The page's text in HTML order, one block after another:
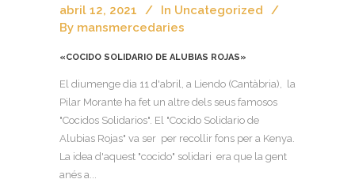
abril 12, 2021 In Uncategorized
By mansmercedaries
«COCIDO SOLIDARIO DE ALUBIAS ROJAS»
El diumenge dia 11 d'abril, a Liendo (Cantàbria), la
Pilar Morante ha fet un altre dels seus famosos
"Cocidos Solidarios". El "Cocido Solidario de
Alubias Rojas" va ser per recollir fons per a Kenya.
La idea d'aquest "cocido" solidari era que la gent
anés a...